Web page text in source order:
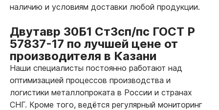
наличию и условиям доставки любой продукции.
Двутавр 30Б1 Ст3сп/пс ГОСТ Р
57837-17 по лучшей цене от
производителя в Казани
Наши специалисты постоянно работают над
оптимизацией процессов производства и
логистики металлопроката в России и странах
СНГ. Кроме того, ведётся регулярный мониторинг